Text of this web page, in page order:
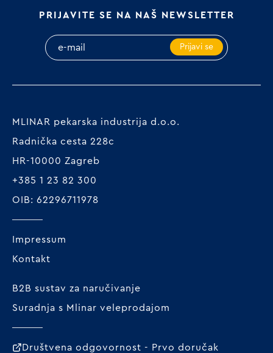
PRIJAVITE SE NA NAŠ NEWSLETTER
Prijavi se
MLINAR pekarska industrija d.o.o.
Radnička cesta 228c
HR-10000 Zagreb
+385 1 23 82 300
OIB: 62296711978
Impressum
Kontakt
B2B sustav za naručivanje
Suradnja s Mlinar veleprodajom
Društvena odgovornost - Prvo doručak